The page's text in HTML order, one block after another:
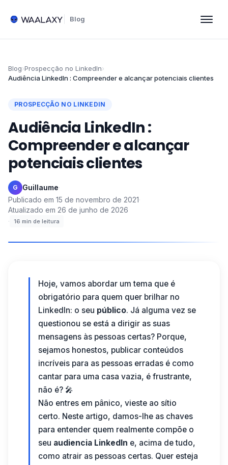
Blog
Blog›Prospecção no LinkedIn›
Audiência LinkedIn : Compreender e alcançar potenciais clientes
PROSPECÇÃO NO LINKEDIN
Audiência LinkedIn :
Compreender e alcançar
potenciais clientes
G Guillaume·
Publicado em 15 de novembro de 2021·
Atualizado em 26 de junho de 2026
·
16 min de leitura
Hoje, vamos abordar um tema que é
obrigatório para quem quer brilhar no
LinkedIn: o seu público. Já alguma vez se
questionou se está a dirigir as suas
mensagens às pessoas certas? Porque,
sejamos honestos, publicar conteúdos
incríveis para as pessoas erradas é como
cantar para uma casa vazia, é frustrante,
não é? 🎤
Não entres em pânico, vieste ao sítio
certo. Neste artigo, damos-lhe as chaves
para entender quem realmente compõe o
seu audiencia LinkedIn e, acima de tudo,
como atrair as pessoas certas. Quer esteja